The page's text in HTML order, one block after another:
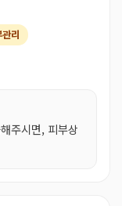
리
주시면, 피부상